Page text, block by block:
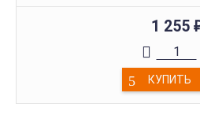
1 255
КУПИТЬ